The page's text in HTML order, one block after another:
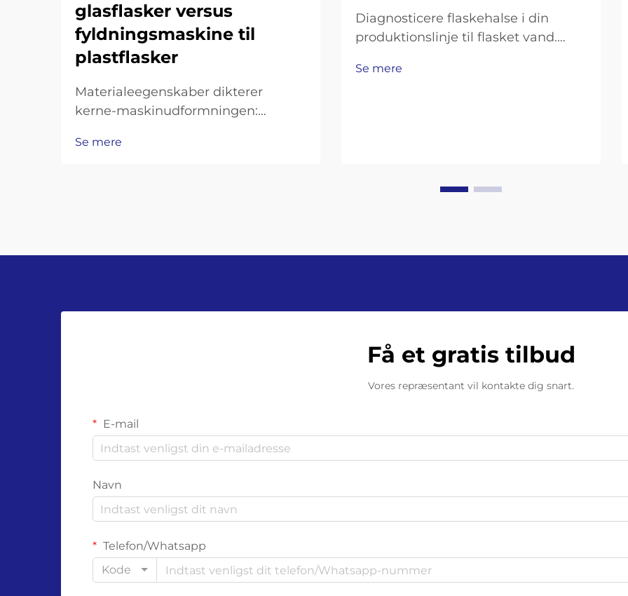
glasflasker versus
fyldningsmaskine til
plastflasker
Materialeegenskaber dikterer
kerne-maskinudformningen:
hvorfor glasflaskemaskiner kræver
Se mere
Diagnosticere flaskehalse i din
produktionslinje til flasket vand.
gennemløbsmængdeunderskud:
med at sammenligne…
Se mere
Få et gratis tilbud
Vores repræsentant vil kontakte dig snart.
E-mail
Navn
Telefon/Whatsapp
Kode